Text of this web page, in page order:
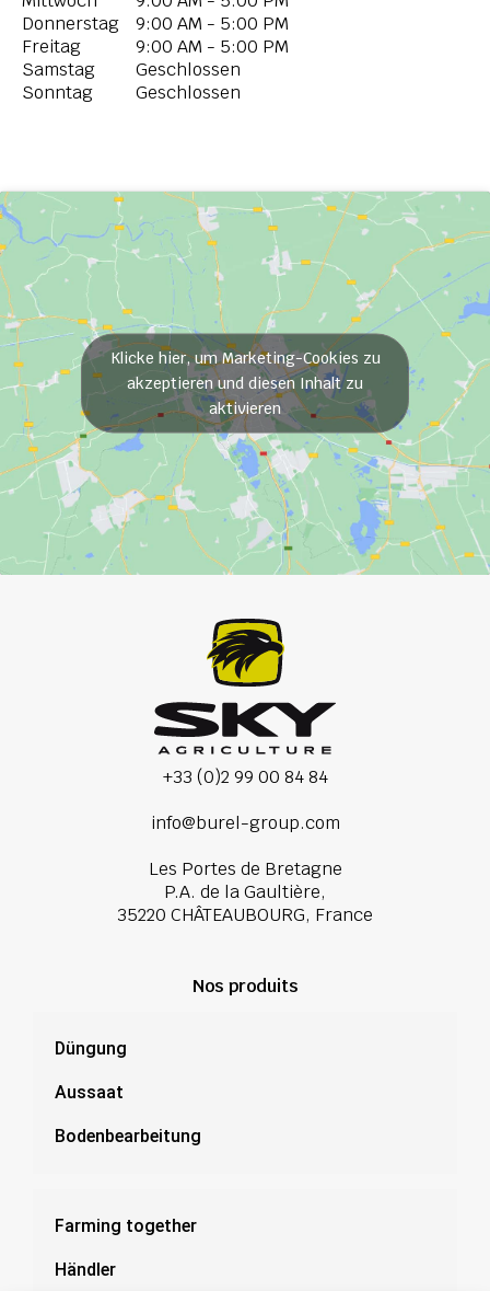
Donnerstag
9:00 AM - 5:00 PM
Freitag
9:00 AM - 5:00 PM
Samstag
Geschlossen
Sonntag
Geschlossen
Klicke hier, um Marketing-Cookies zu
akzeptieren und diesen Inhalt zu
aktivieren
+33 (0)2 99 00 84 84
info@burel-group.com
Les Portes de Bretagne
P.A. de la Gaultière,
35220 CHÂTEAUBOURG, France
Nos produits
Düngung
Aussaat
Bodenbearbeitung
Farming together
Händler